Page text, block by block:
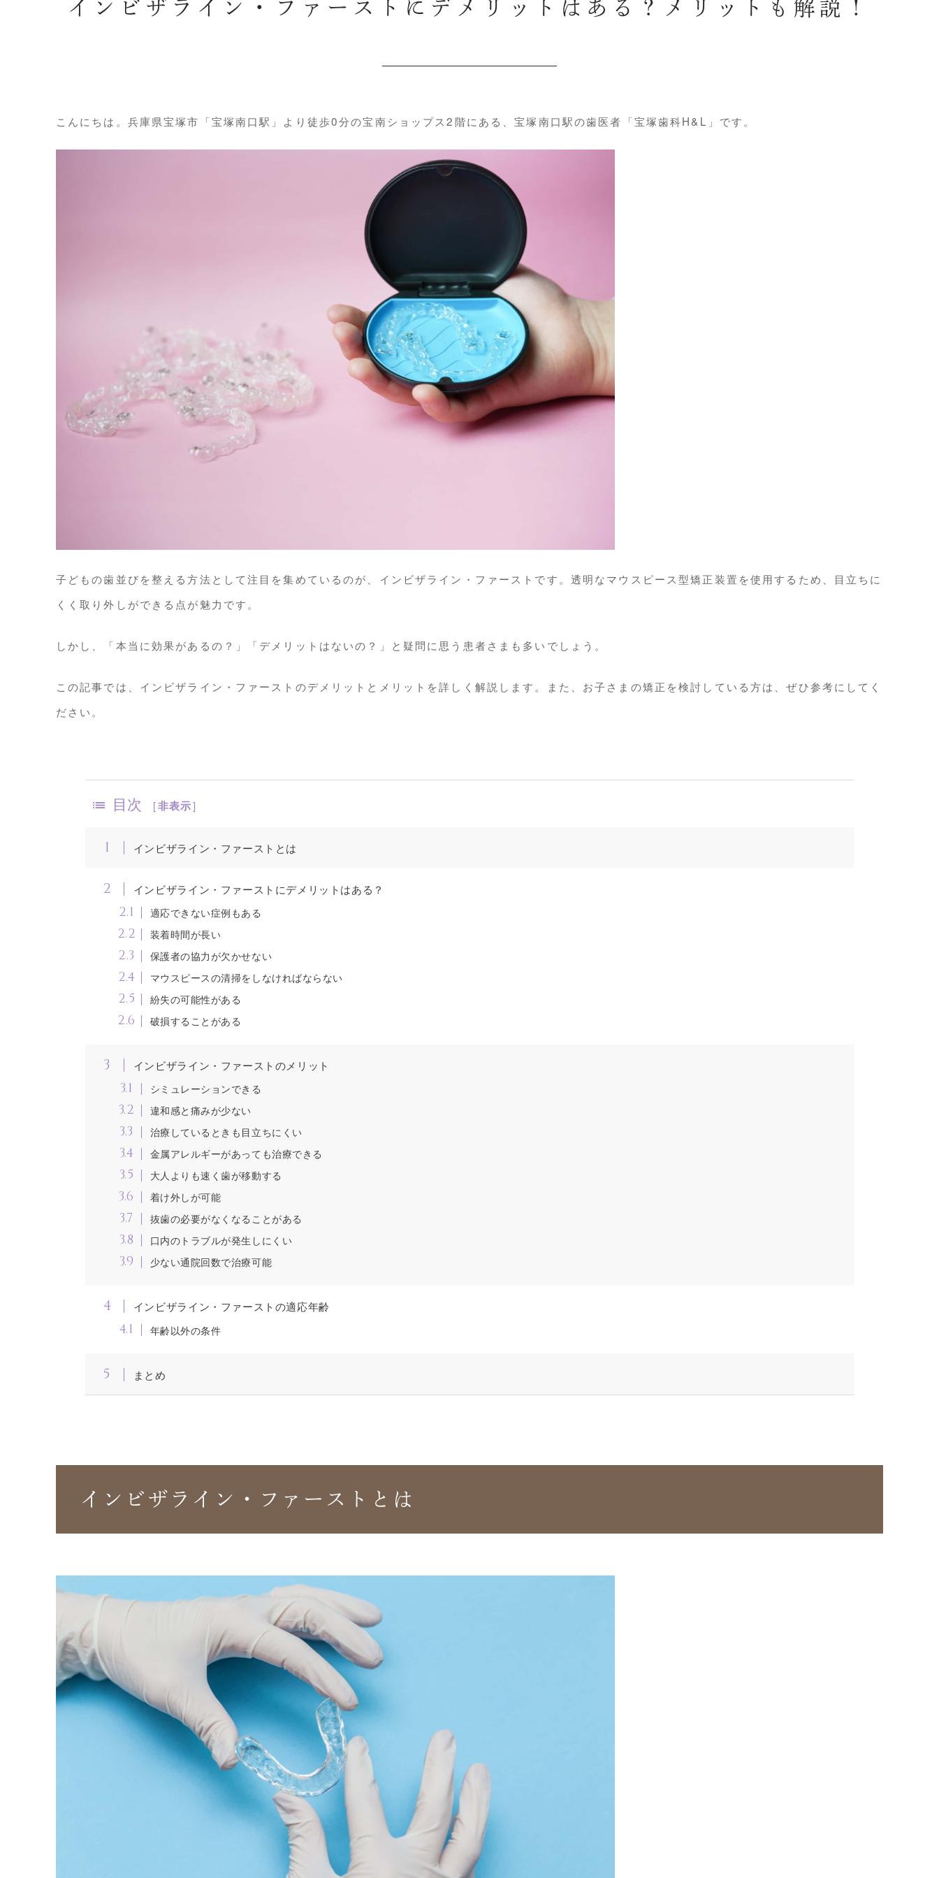
インビザライン・ファーストにデメリットはある？メリットも解説！
こんにちは。兵庫県宝塚市「宝塚南口駅」より徒歩0分の宝南ショップス2階にある、宝塚南口駅の歯医者「宝塚歯科H&L」です。
子どもの歯並びを整える方法として注目を集めているのが、インビザライン・ファーストです。透明なマウスピース型矯正装置を使用するため、目立ちに
くく取り外しができる点が魅力です。
しかし、「本当に効果があるの？」「デメリットはないの？」と疑問に思う患者さまも多いでしょう。
この記事では、インビザライン・ファーストのデメリットとメリットを詳しく解説します。また、お子さまの矯正を検討している方は、ぜひ参考にしてく
ださい。
目次 [非表示]
1 インビザライン・ファーストとは
2 インビザライン・ファーストにデメリットはある？
2.1 適応できない症例もある
2.2 装着時間が長い
2.3 保護者の協力が欠かせない
2.4 マウスピースの清掃をしなければならない
2.5 紛失の可能性がある
2.6 破損することがある
3 インビザライン・ファーストのメリット
3.1 シミュレーションできる
3.2 違和感と痛みが少ない
3.3 治療しているときも目立ちにくい
3.4 金属アレルギーがあっても治療できる
3.5 大人よりも速く歯が移動する
3.6 着け外しが可能
3.7 抜歯の必要がなくなることがある
3.8 口内のトラブルが発生しにくい
3.9 少ない通院回数で治療可能
4 インビザライン・ファーストの適応年齢
4.1 年齢以外の条件
5 まとめ
インビザライン・ファーストとは